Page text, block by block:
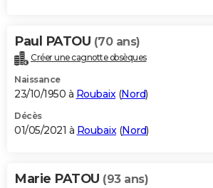
Paul PATOU (70 ans)
Créer une cagnotte obsèques
Naissance
23/10/1950 à Roubaix(Nord)
Décès
01/05/2021 à Roubaix(Nord)
Marie PATOU (93 ans)